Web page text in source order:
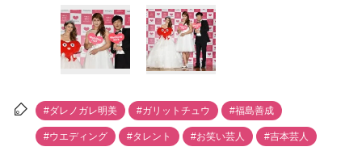
#ダレノガレ明美 #ガリットチュウ #福島善成
#ウエディング #タレント #お笑い芸人 #吉本芸人